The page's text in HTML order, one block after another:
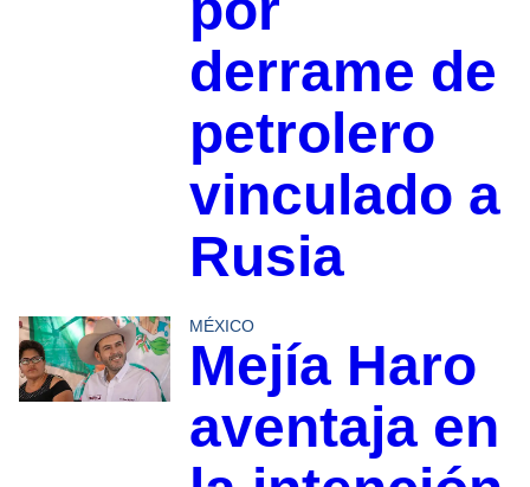
derrame de
petrolero
vinculado a
Rusia
MÉXICO
Mejía Haro
aventaja en